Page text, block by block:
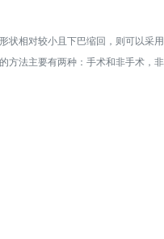
状相对较小且下巴缩回，则可以采
方法主要有两种：手术和非手术，